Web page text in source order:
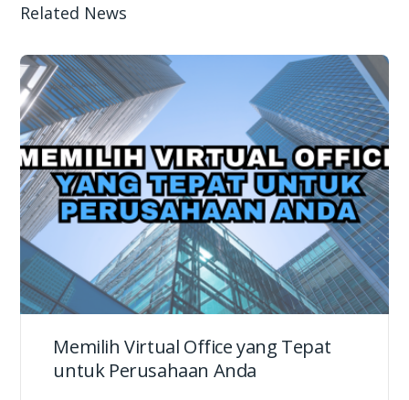
Related News
Memilih Virtual Office yang Tepat
untuk Perusahaan Anda